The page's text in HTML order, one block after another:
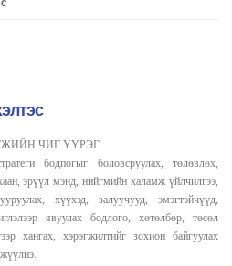
ЧИГ ҮҮРЭГ
бодпогыг боловсруулах, төлөвлөх,
эрүүл мэнд, нийгмийн халамж үйлчилгээ,
хүүхэд, залуучууд, эмэгтэйчүүд,
явуулах бодлого, хөтөлбөр, төсөл
хангах, хэрэгжилтийг зохион байгуулах